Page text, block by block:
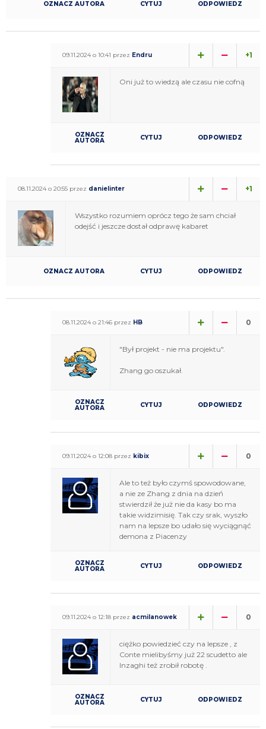
OZNACZ AUTORA CYTUJ ODPOWIEDZ
09.11.2024 o 10:41 przez Endru +1
Oni już to wiedzą ale czasu nie cofną
OZNACZ
AUTORA CYTUJ ODPOWIEDZ
08.11.2024 o 20:55 przez danielinter +1
Wszystko rozumiem oprócz tego że sam chciał
odejść i jeszcze dostał odprawę kabaret
OZNACZ AUTORA CYTUJ ODPOWIEDZ
08.11.2024 o 21:46 przez HB 0
"Był projekt - nie ma projektu".
Zhang go oszukał.
OZNACZ
AUTORA CYTUJ ODPOWIEDZ
09.11.2024 o 12:08 przez kibix 0
Ale to też było czymś spowodowane,
a nie ze Zhang z dnia na dzień
stwierdził że już nie da kasy bo ma
takie widzimisię. Tak czy srak, wyszło
nam na lepsze bo udało się wyciągnąć
demona z Piacenzy
OZNACZ
AUTORA CYTUJ ODPOWIEDZ
09.11.2024 o 12:18 przez acmilanowek 0
ciężko powiedzieć czy na lepsze , z
Conte mielibyśmy już 22 scudetto ale
Inzaghi też zrobił robotę .
OZNACZ
AUTORA CYTUJ ODPOWIEDZ